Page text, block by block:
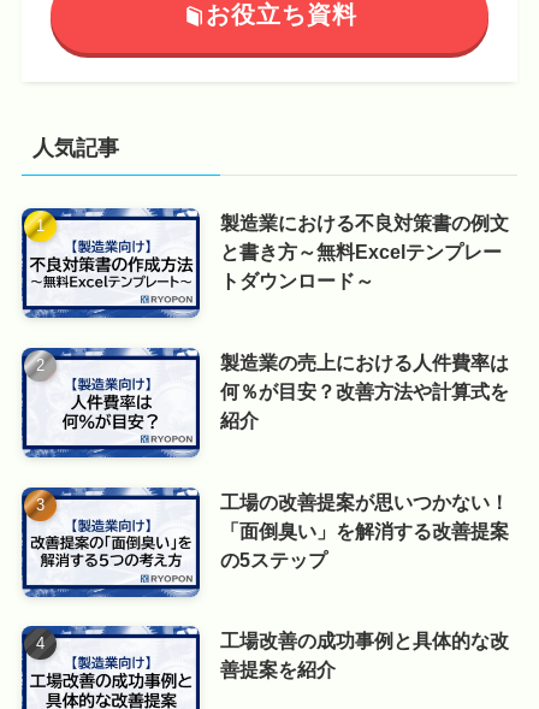
お役立ち資料
人気記事
製造業における不良対策書の例文
と書き方～無料Excelテンプレー
トダウンロード～
製造業の売上における人件費率は
何％が目安？改善方法や計算式を
紹介
工場の改善提案が思いつかない！
「面倒臭い」を解消する改善提案
の5ステップ
工場改善の成功事例と具体的な改
善提案を紹介